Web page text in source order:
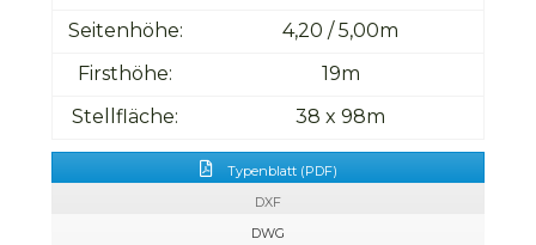
Seitenhöhe:
4,20 / 5,00m
Firsthöhe:
19m
Stellfläche:
38 x 98m
Typenblatt (PDF)
DXF
DWG